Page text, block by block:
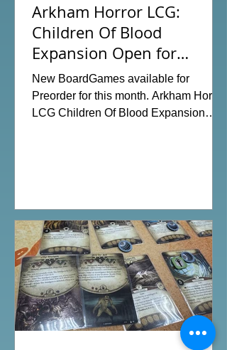
Arkham Horror LCG:
Children Of Blood
Expansion Open for
Preorder|Boardgames Pre-
Order News July2026
New BoardGames available for
Preorder for this month. Arkham Horror
LCG Children Of Blood Expansion
Starter Set 07-09 Order Now from our
online shop:
https://www.allonboardhk.com/shop All
On Board HK Boardgames Retail Shop
Room 1611, Global Gateway Tower, 63
Wing Hong Street